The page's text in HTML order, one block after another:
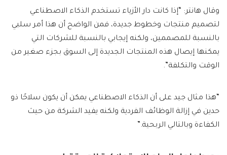
وقال هانتر: “إذا كانت دار الأزياء تستخدم الذكاء الاصطناعي
لتصميم منتجات وخطوط جديدة، فمن الواضح أن هذا أمر سلبي
بالنسبة للمصممين، ولكنه إيجابي بالنسبة للشركات التي
يمكنها إيصال هذه المنتجات الجديدة إلى السوق بجزء صغير من
الوقت والتكلفة”.
“هذا مثال جيد على أن الذكاء الاصطناعي يمكن أن يكون سلاحًا ذو
حدين في إزالة الوظائف الفردية ولكنه يفيد الشركة من حيث
الكفاءة وبالتالي الربحية.”